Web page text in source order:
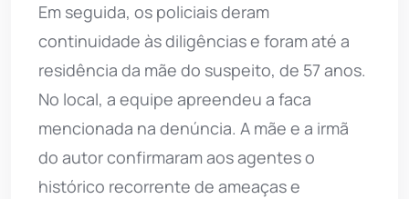
Em seguida, os policiais deram
continuidade às diligências e foram até a
residência da mãe do suspeito, de 57 anos.
No local, a equipe apreendeu a faca
mencionada na denúncia. A mãe e a irmã
do autor confirmaram aos agentes o
histórico recorrente de ameaças e